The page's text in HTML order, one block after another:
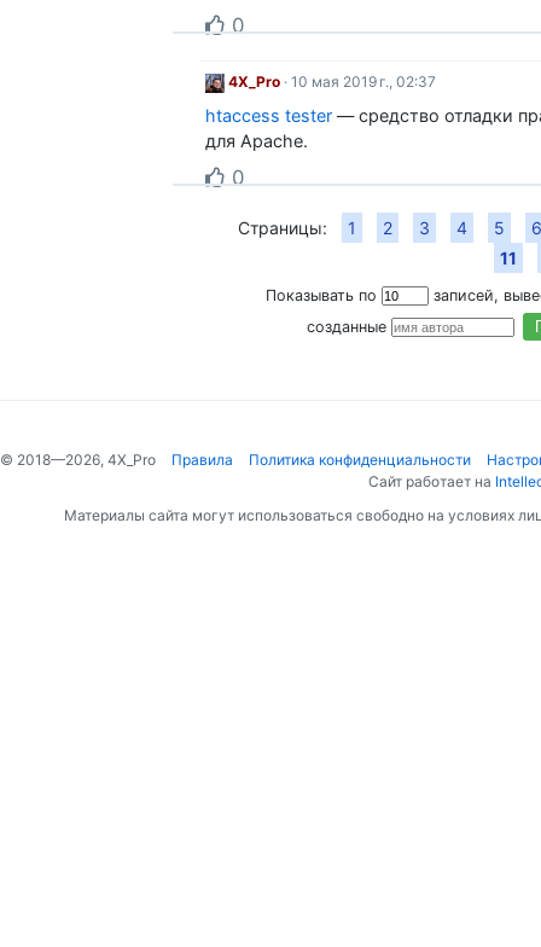
0
4X_Pro · 10 мая 2019 г., 02:37
htaccess tester — средство отладки
для Apache.
0
Страницы: 1 2 3 4 5
6
11
Показывать по
записей,
созданные
© 2018—2026, 4X_Pro Правила Политика конфиденциальности
Сайт работает на
Материалы сайта могут использоваться свободно на условиях